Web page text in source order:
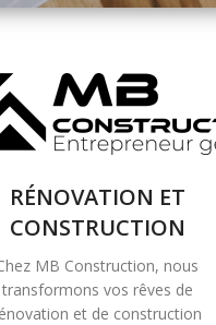
DE
RÉNOVATION ET
CONSTRUCTION
MB Construction, nous
transformons vos rêves de
et de construction